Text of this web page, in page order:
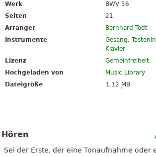
Werk
BWV 56
Seiten
21
Arranger
Bernhard Todt
Instrumente
Gesang,
Klavier
Lizenz
Gemeinfreiheit
Hochgeladen von
Music Library
Dateigröße
1.12 MB
Hören
Sei der Erste, der eine Tonaufnahme oder